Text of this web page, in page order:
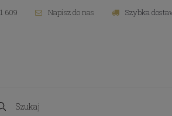
609 Napisz do nas Szybka